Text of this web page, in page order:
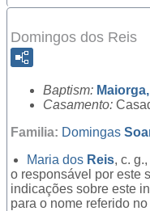
Domingos dos Reis
Baptism:
Casamento:
Familia: Domingas
Maria dos Reis, c. g.,
o responsável por este
indicações sobre este
para o nome referido